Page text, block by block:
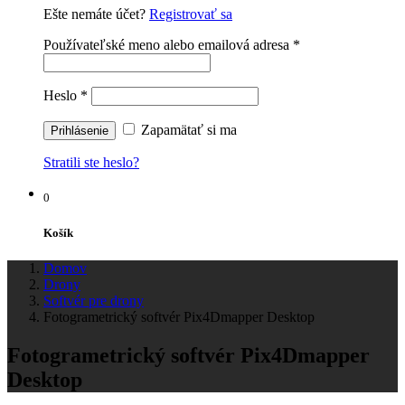
Ešte nemáte účet? Registrovať sa
Používateľské meno alebo emailová adresa *
Heslo *
Zapamätať si ma
Stratili ste heslo?
0
Košík
Domov
Drony
Softvér pre drony
Fotogrametrický softvér Pix4Dmapper Desktop
Fotogrametrický softvér Pix4Dmapper
Desktop